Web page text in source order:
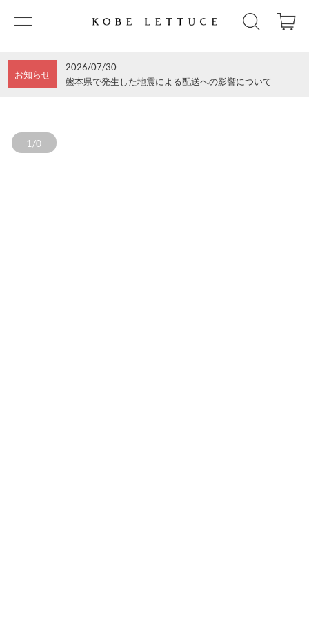
お知らせ
2026/07/30
熊本県で発生した地震による配送への影響について
1/0